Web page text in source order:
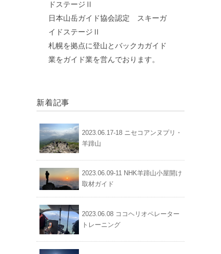
ドステージⅡ
日本山岳ガイド協会認定 スキーガ
イドステージⅡ
札幌を拠点に登山とバックカガイド
業をガイド業を営んでおります。
新着記事
2023.06.17-18 ニセコアンヌプリ・
羊蹄山
2023.06.09-11 NHK羊蹄山小屋開け
取材ガイド
2023.06.08 ココヘリオペレーター
トレーニング